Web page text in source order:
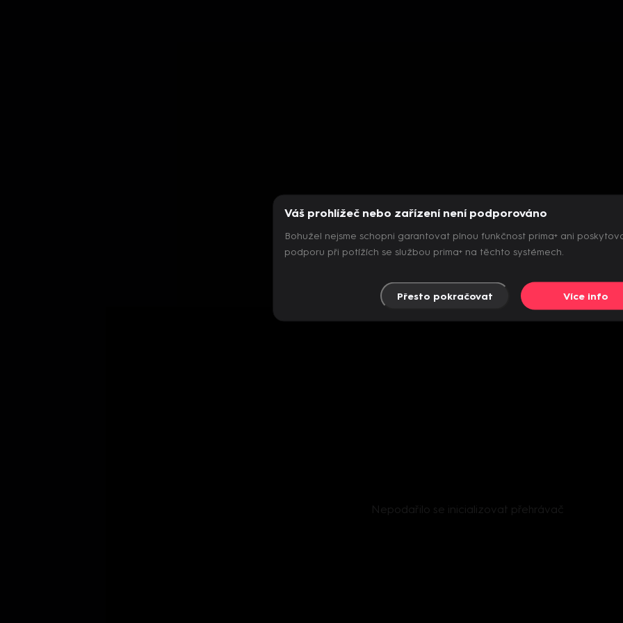
Nepodařilo se inicializovat přehrávač
Váš prohlížeč nebo zařízení není podporováno
Bohužel nejsme schopni garantovat plnou funkčnost prima+ ani
podporu při potížích se službou prima+ na těchto systémech.
Přesto pokračovat Více info